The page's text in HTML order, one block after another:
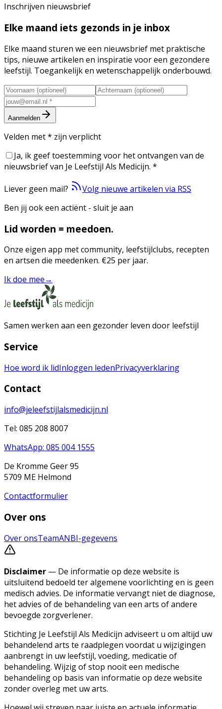
Inschrijven nieuwsbrief
Elke maand iets gezonds in je inbox
Elke maand sturen we een nieuwsbrief met praktische
tips, nieuwe artikelen en inspiratie voor een gezondere
leefstijl. Toegankelijk en wetenschappelijk onderbouwd.
Aanmelden
Velden met* zijn verplicht
Ja, ik geef toestemming voor het ontvangen van de
nieuwsbrief van Je Leefstijl Als Medicijn. *
Liever geen mail?
Volg nieuwe artikelen via RSS
Ben jij ook een actiënt - sluit je aan
Lid worden = meedoen.
Onze eigen app met community, leefstijlclubs, recepten
en artsen die meedenken. €25 per jaar.
Ik doe mee→
Samen werken aan een gezonder leven door leefstijl
Service
Hoe word ik lidInloggen ledenPrivacyverklaring
Contact
info@jeleefstijlalsmedicijn.nl
Tel: 085 208 8007
WhatsApp: 085 004 1555
De Kromme Geer 95
5709 ME Helmond
Contactformulier
Over ons
Over onsTeamANBI-gegevens
Disclaimer — De informatie op deze website is
uitsluitend bedoeld ter algemene voorlichting en is geen
medisch advies. De informatie vervangt niet de diagnose,
het advies of de behandeling van een arts of andere
bevoegde zorgverlener.
Stichting Je Leefstijl Als Medicijn adviseert u om altijd uw
behandelend arts te raadplegen voordat u wijzigingen
aanbrengt in uw leefstijl, voeding, medicatie of
behandeling. Wijzig of stop nooit een medische
behandeling op basis van informatie op deze website
zonder overleg met uw arts.